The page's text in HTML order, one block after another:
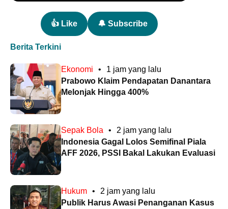
👍 Like 🔔 Subscribe
Berita Terkini
Ekonomi •
1 jam yang lalu
Prabowo Klaim Pendapatan Danantara
Melonjak Hingga 400%
Sepak Bola •
2 jam yang lalu
Indonesia Gagal Lolos Semifinal Piala
AFF 2026, PSSI Bakal Lakukan Evaluasi
Hukum •
2 jam yang lalu
Publik Harus Awasi Penanganan Kasus